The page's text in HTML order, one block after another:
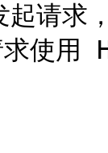
请
用